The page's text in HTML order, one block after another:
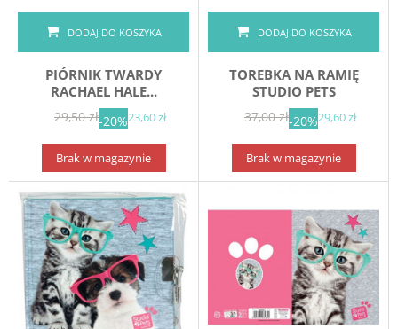
DODAJ DO KOSZYKA
PIÓRNIK TWARDY
RACHAEL HALE...
29,50 zł-20%23,60 zł
Brak w magazynie
DODAJ DO KOSZYKA
TOREBKA NA RAMIĘ
STUDIO PETS
37,00 zł-20%29,60 zł
Brak w magazynie